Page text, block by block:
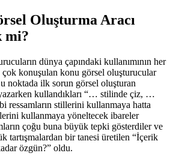
Oluşturma Aracı
mi?
dünya çapındaki kullanımının her
çok konuşulan konu görsel oluşturucular
noktada ilk sorun görsel oluşturan
yazarken kullandıkları “… stilinde çiz, …
ressamların stillerini kullanmaya hatta
kullanmaya yöneltecek ibareler
çoğu buna büyük tepki gösterdiler ve
tartışmalardan bir tanesi üretilen “İçerik
özgün?” oldu.